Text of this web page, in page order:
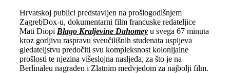
Hrvatskoj publici predstavljen na prošlogodišnjem
ZagrebDox-u, dokumentarni film francuske redateljice
Mati Diopi Blago Kraljevine Dahomeyu svega 67 minuta
kroz gorljivu raspravu sveučilišnih studenata uspijeva
gledateljstvu predočiti svu kompleksnost kolonijalne
prošlosti te njezina višeslojna nasljeđa, za što je na
Berlinaleu nagrađen i Zlatnim medvjedom za najbolji film.